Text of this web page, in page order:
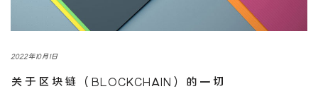
2022年10月1日
关于区块链（BLOCKCHAIN）的一切